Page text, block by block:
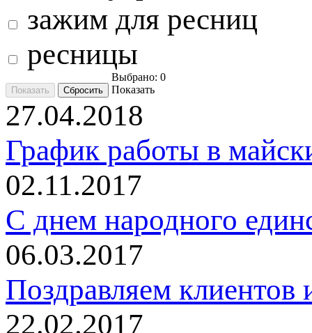
зажим для ресниц
ресницы
Выбрано: 0
Показать
27.04.2018
График работы в
02.11.2017
C днем народного
06.03.2017
Поздравляем клиентов
22.02.2017